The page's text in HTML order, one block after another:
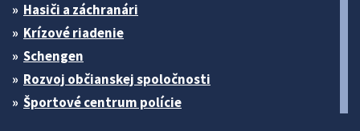
Hasiči a záchranári
Krízové riadenie
Schengen
Rozvoj občianskej spoločnosti
Športové centrum polície